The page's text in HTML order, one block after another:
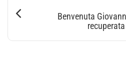
Benvenuta